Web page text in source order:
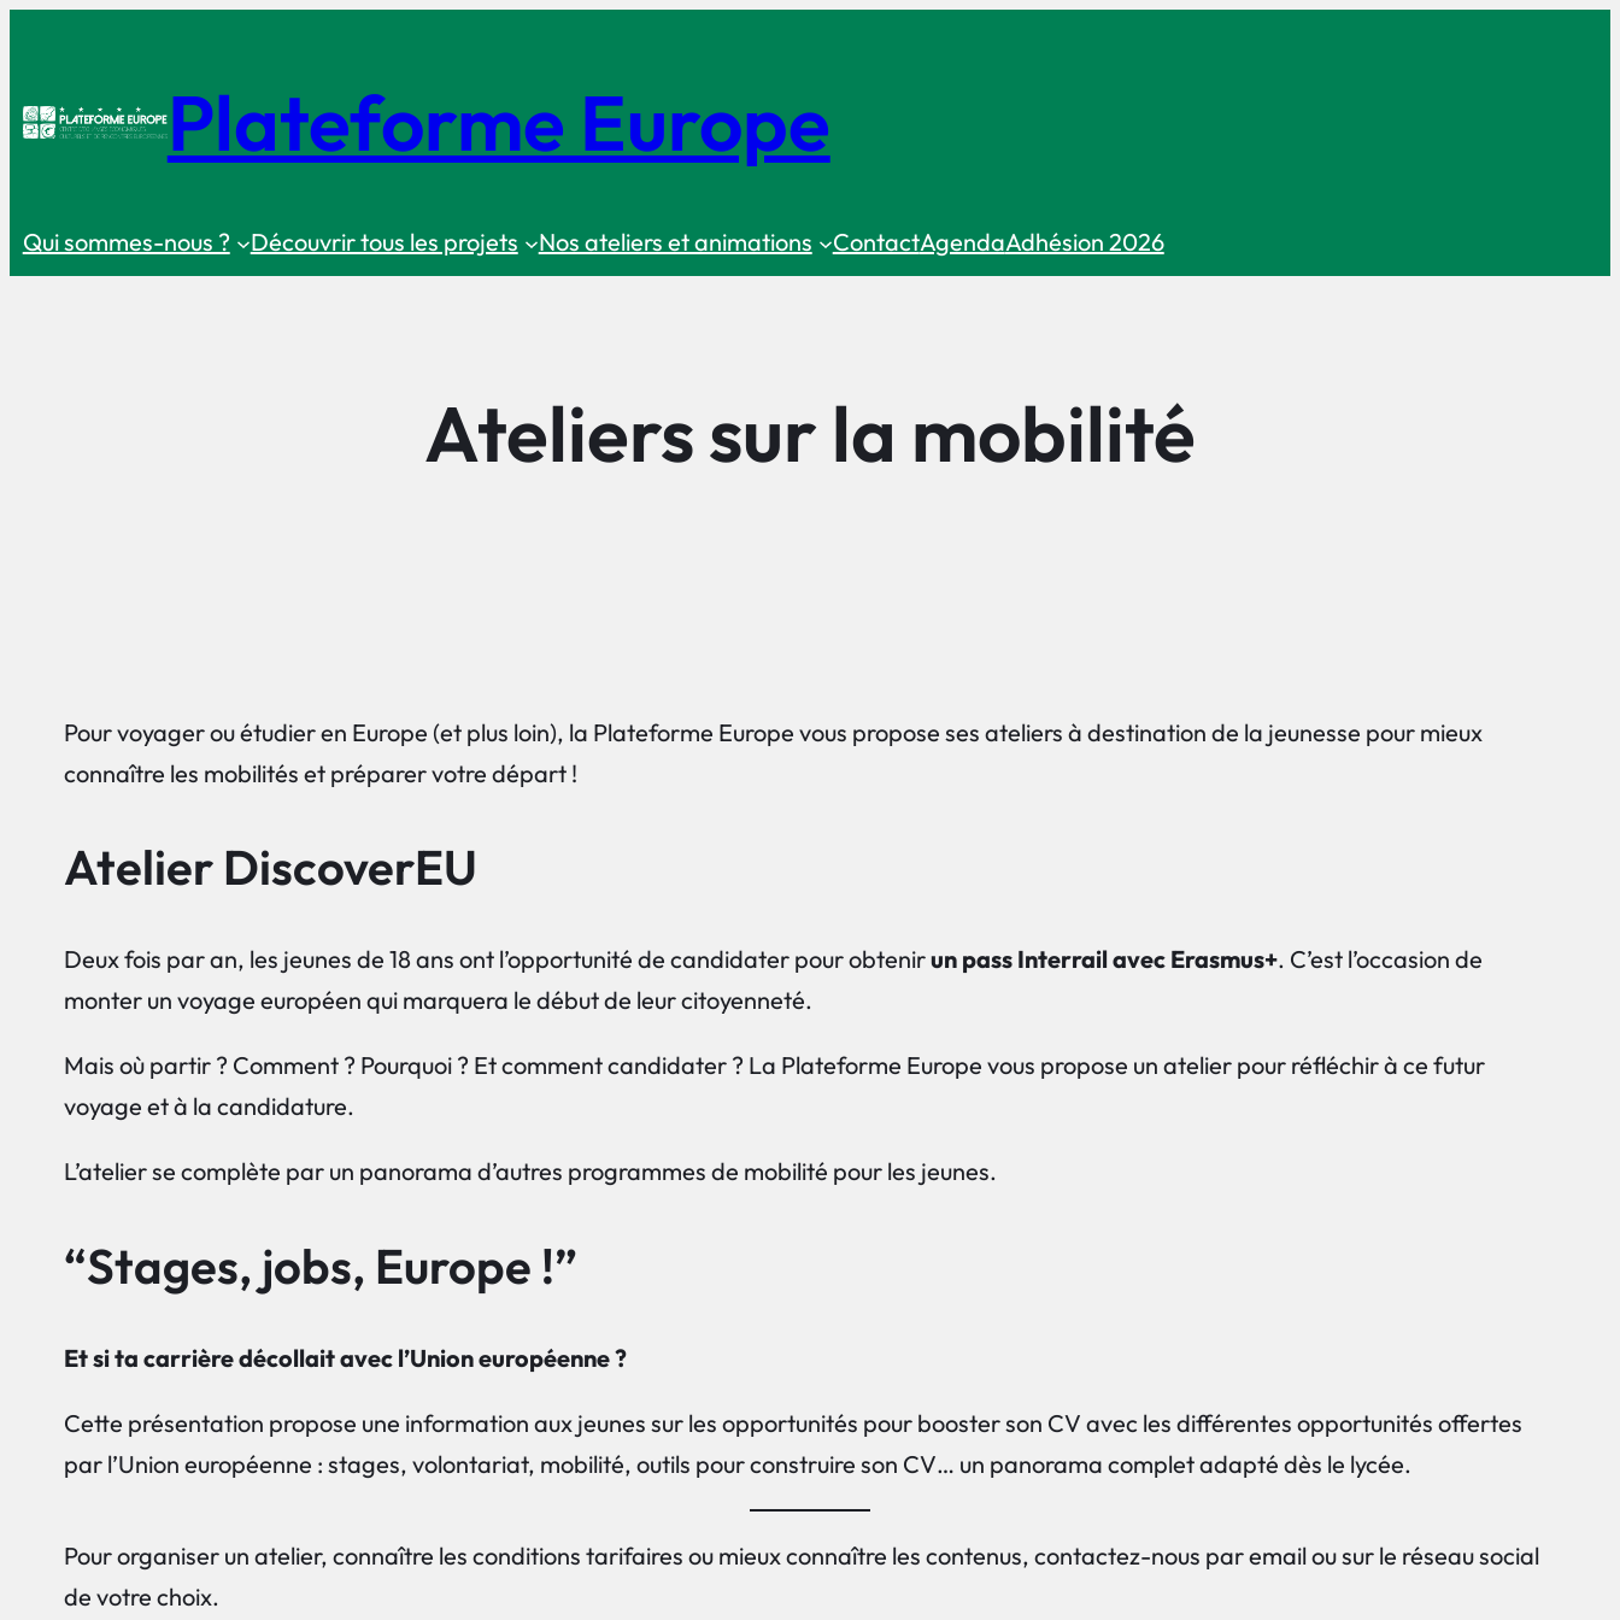
content
Plateforme Europe
Qui sommes-nous ? Découvrir tous les projets Nos ateliers et animations ContactAgendaAdhésion 2026
Ateliers sur la mobilité
Pour voyager ou étudier en Europe (et plus loin), la Plateforme Europe vous propose ses ateliers à destination de la jeunesse pour mieux
connaître les mobilités et préparer votre départ !
Atelier DiscoverEU
Deux fois par an, les jeunes de 18 ans ont l’opportunité de candidater pour obtenirun pass Interrail avec Erasmus+. C’est l’occasion de
monter un voyage européen qui marquera le début de leur citoyenneté.
Mais où partir ? Comment ? Pourquoi ? Et comment candidater ? La Plateforme Europe vous propose un atelier pour réfléchir à ce futur
voyage et à la candidature.
L’atelier se complète par un panorama d’autres programmes de mobilité pour les jeunes.
“Stages, jobs, Europe !”
Et si ta carrière décollait avec l’Union européenne ?
Cette présentation propose une information aux jeunes sur les opportunités pour booster son CV avec les différentes opportunités offertes
par l’Union européenne : stages, volontariat, mobilité, outils pour construire son CV… un panorama complet adapté dès le lycée.
Pour organiser un atelier, connaître les conditions tarifaires ou mieux connaître les contenus, contactez-nous par email ou sur le réseau social
de votre choix.